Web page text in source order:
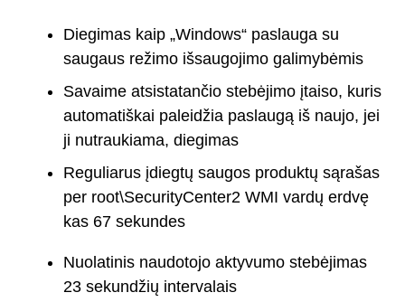
Diegimas kaip „Windows“ paslauga su
saugaus režimo išsaugojimo galimybėmis
Savaime atsistatančio stebėjimo įtaiso, kuris
automatiškai paleidžia paslaugą iš naujo, jei
ji nutraukiama, diegimas
Reguliarus įdiegtų saugos produktų sąrašas
per root\SecurityCenter2 WMI vardų erdvę
kas 67 sekundes
Nuolatinis naudotojo aktyvumo stebėjimas
23 sekundžių intervalais